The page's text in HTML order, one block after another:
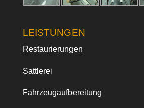
LEISTUNGEN
Restaurierungen
Sattlerei
Fahrzeugaufbereitung